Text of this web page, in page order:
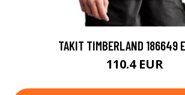
TAKIT TIMBERLAND 186649
110.4 EUR